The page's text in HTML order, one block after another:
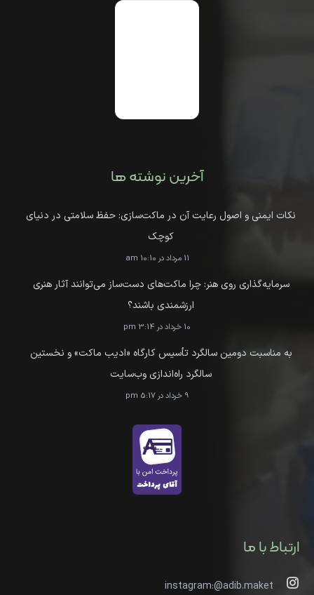
آخرین نوشته ها
نکات ایمنی و اصول رعایت آن در ماکت‌سازی: حفظ سلامتی در دنیای
کوچک
11 مرداد در 10:10 am
سرمایه‌گذاری روی هنر: چرا ماکت‌های دست‌ساز می‌توانند آثار هنری
ارزشمندی باشند؟
10 خرداد در 3:14 pm
به مناسبت دومین سالگرد تأسیس کارگاه «ادیب ماکت» و نخستین
سالگرد راه‌اندازی وب‌سایت
9 خرداد در 5:17 pm
ارتباط با ما
instagram:@adib.maket